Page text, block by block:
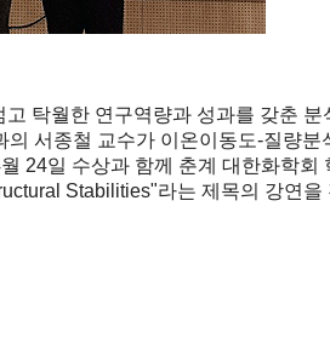
탁월한 연구역량과 성과를 갖춘
서종철 교수가 이온이동도-질량
24일 수상과 함께 춘계 대한화학
Stabilities"라는 제목의 강연을